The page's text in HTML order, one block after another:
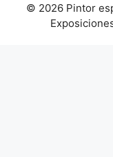
© 2026 Pintor